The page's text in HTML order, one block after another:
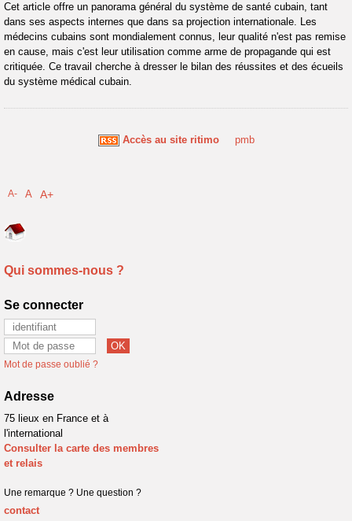
Cet article offre un panorama général du système de santé cubain, tant
dans ses aspects internes que dans sa projection internationale. Les
médecins cubains sont mondialement connus, leur qualité n'est pas remise
en cause, mais c'est leur utilisation comme arme de propagande qui est
critiquée. Ce travail cherche à dresser le bilan des réussites et des écueils
du système médical cubain.
Accès au site ritimo pmb
A- A A+
Qui sommes-nous ?
Se connecter
Mot de passe oublié ?
Adresse
75 lieux en France et à
l'international
Consulter la carte des membres
et relais
Une remarque ? Une question ?
contact